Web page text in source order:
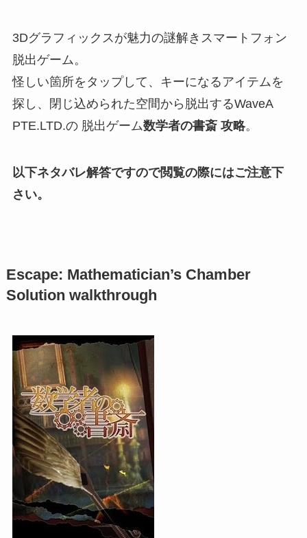
3Dグラフィックスが魅力の謎解きスマートフォン
脱出ゲーム。
怪しい箇所をタップして、キーになるアイテムを
探し、閉じ込められた空間から脱出するWaveA
PTE.LTD.の 脱出ゲーム数学者の書斎 攻略。
以下ネタバレ解答ですので閲覧の際にはご注意下
さい。
Escape: Mathematician’s Chamber
Solution walkthrough